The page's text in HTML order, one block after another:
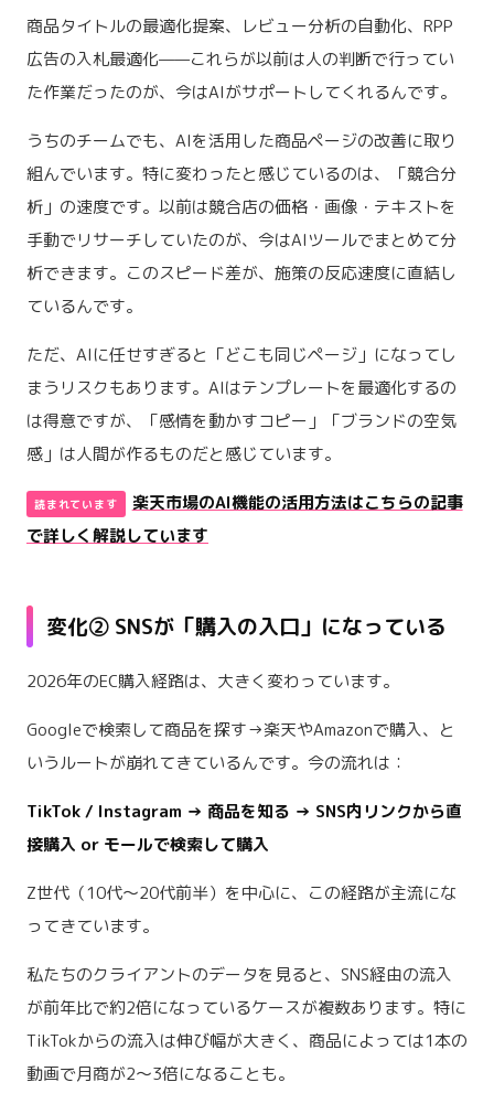
商品タイトルの最適化提案、レビュー分析の自動化、RPP
広告の入札最適化——これらが以前は人の判断で行ってい
た作業だったのが、今はAIがサポートしてくれるんです。
うちのチームでも、AIを活用した商品ページの改善に取り
組んでいます。特に変わったと感じているのは、「競合分
析」の速度です。以前は競合店の価格・画像・テキストを
手動でリサーチしていたのが、今はAIツールでまとめて分
析できます。このスピード差が、施策の反応速度に直結し
ているんです。
ただ、AIに任せすぎると「どこも同じページ」になってし
まうリスクもあります。AIはテンプレートを最適化するの
は得意ですが、「感情を動かすコピー」「ブランドの空気
感」は人間が作るものだと感じています。
楽天市場のAI機能の活用方法はこちらの記事
で詳しく解説しています
変化② SNSが「購入の入口」になっている
2026年のEC購入経路は、大きく変わっています。
Googleで検索して商品を探す→楽天やAmazonで購入、と
いうルートが崩れてきているんです。今の流れは：
TikTok / Instagram → 商品を知る → SNS内リンクから直
接購入 or モールで検索して購入
Z世代（10代〜20代前半）を中心に、この経路が主流にな
ってきています。
私たちのクライアントのデータを見ると、SNS経由の流入
が前年比で約2倍になっているケースが複数あります。特に
TikTokからの流入は伸び幅が大きく、商品によっては1本の
動画で月商が2〜3倍になることも。